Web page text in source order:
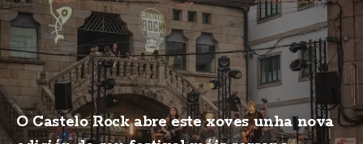
O Castelo Rock abre este xoves unha nova